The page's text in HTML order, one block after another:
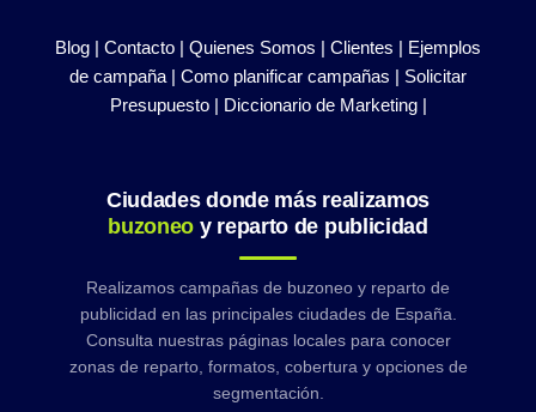
Blog | Contacto | Quienes Somos | Clientes | Ejemplos
de campaña | Como planificar campañas | Solicitar
Presupuesto | Diccionario de Marketing |
Ciudades donde más realizamos
buzoneo y reparto de publicidad
Realizamos campañas de buzoneo y reparto de
publicidad en las principales ciudades de España.
Consulta nuestras páginas locales para conocer
zonas de reparto, formatos, cobertura y opciones de
segmentación.